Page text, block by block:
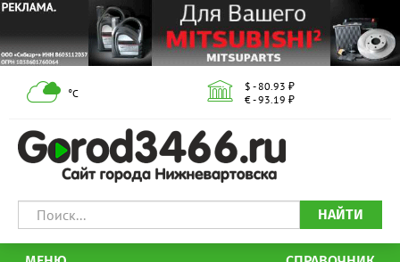
°С
$ - 80.93 ₽
€ - 93.19 ₽
НАЙТИ